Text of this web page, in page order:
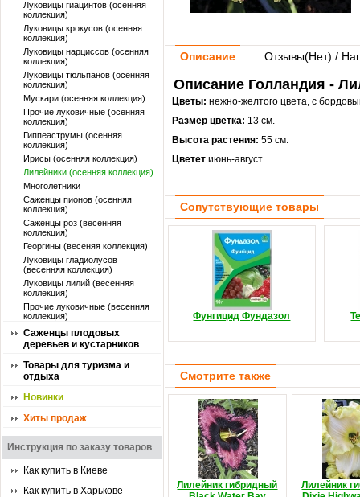
Луковицы гиацинтов (осенняя
коллекция)
Луковицы крокусов (осенняя
коллекция)
Луковицы нарциссов (осенняя
коллекция)
Луковицы тюльпанов (осенняя
коллекция)
Мускари (осенняя коллекция)
Прочие луковичные (осенняя
коллекция)
Гиппеаструмы (осенняя
коллекция)
Ирисы (осенняя коллекция)
Лилейники (осенняя коллекция)
Многолетники
Саженцы пионов (осенняя
коллекция)
Саженцы роз (весенняя
коллекция)
Георгины (весеняя коллекция)
Луковицы гладиолусов
(весенняя коллекция)
Луковицы лилий (весенняя
коллекция)
Прочие луковичные (весенняя
коллекция)
Саженцы плодовых
деревьев и кустарников
Товары для туризма и
отдыха
Новинки
Хиты продаж
Инструкция по заказу товаров
Как купить в Киеве
Как купить в Харькове
Описание Отзывы(Нет) /
Описание Голландия -
Цветы: нежно-желтого цвета, с
Размер цветка: 13 см.
Высота растения: 55 см.
Цветет июнь-август.
Сопутствующие товары
Фунгицид Фундазол
Смотрите также
Лилейник гибридный
Лилейник